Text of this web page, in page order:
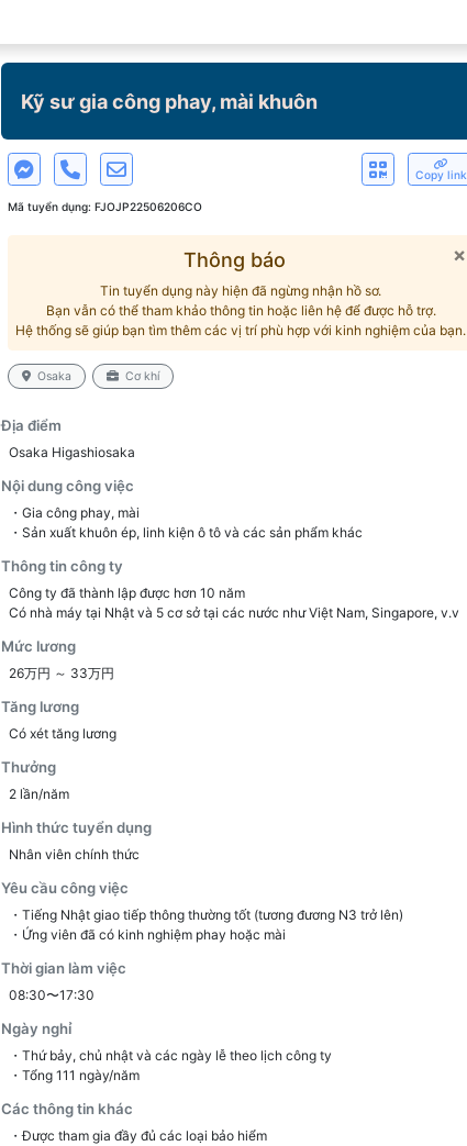
Kỹ sư gia công phay, mài khuôn
Copy link
Mã tuyển dụng: FJOJP22506206CO
×
Thông báo
Tin tuyển dụng này hiện đã ngừng nhận hồ sơ.
Bạn vẫn có thể tham khảo thông tin hoặc liên hệ để được hỗ trợ.
Hệ thống sẽ giúp bạn tìm thêm các vị trí phù hợp với kinh nghiệm của bạn.
Osaka Cơ khí
Địa điểm
Osaka Higashiosaka
Nội dung công việc
・Gia công phay, mài
・Sản xuất khuôn ép, linh kiện ô tô và các sản phẩm khác
Thông tin công ty
Công ty đã thành lập được hơn 10 năm
Có nhà máy tại Nhật và 5 cơ sở tại các nước như Việt Nam, Singapore, v.v
Mức lương
26万円 ～ 33万円
Tăng lương
Có xét tăng lương
Thưởng
2 lần/năm
Hình thức tuyển dụng
Nhân viên chính thức
Yêu cầu công việc
・Tiếng Nhật giao tiếp thông thường tốt (tương đương N3 trở lên)
・Ứng viên đã có kinh nghiệm phay hoặc mài
Thời gian làm việc
08:30〜17:30
Ngày nghỉ
・Thứ bảy, chủ nhật và các ngày lễ theo lịch công ty
・Tổng 111 ngày/năm
Các thông tin khác
・Được tham gia đầy đủ các loại bảo hiểm